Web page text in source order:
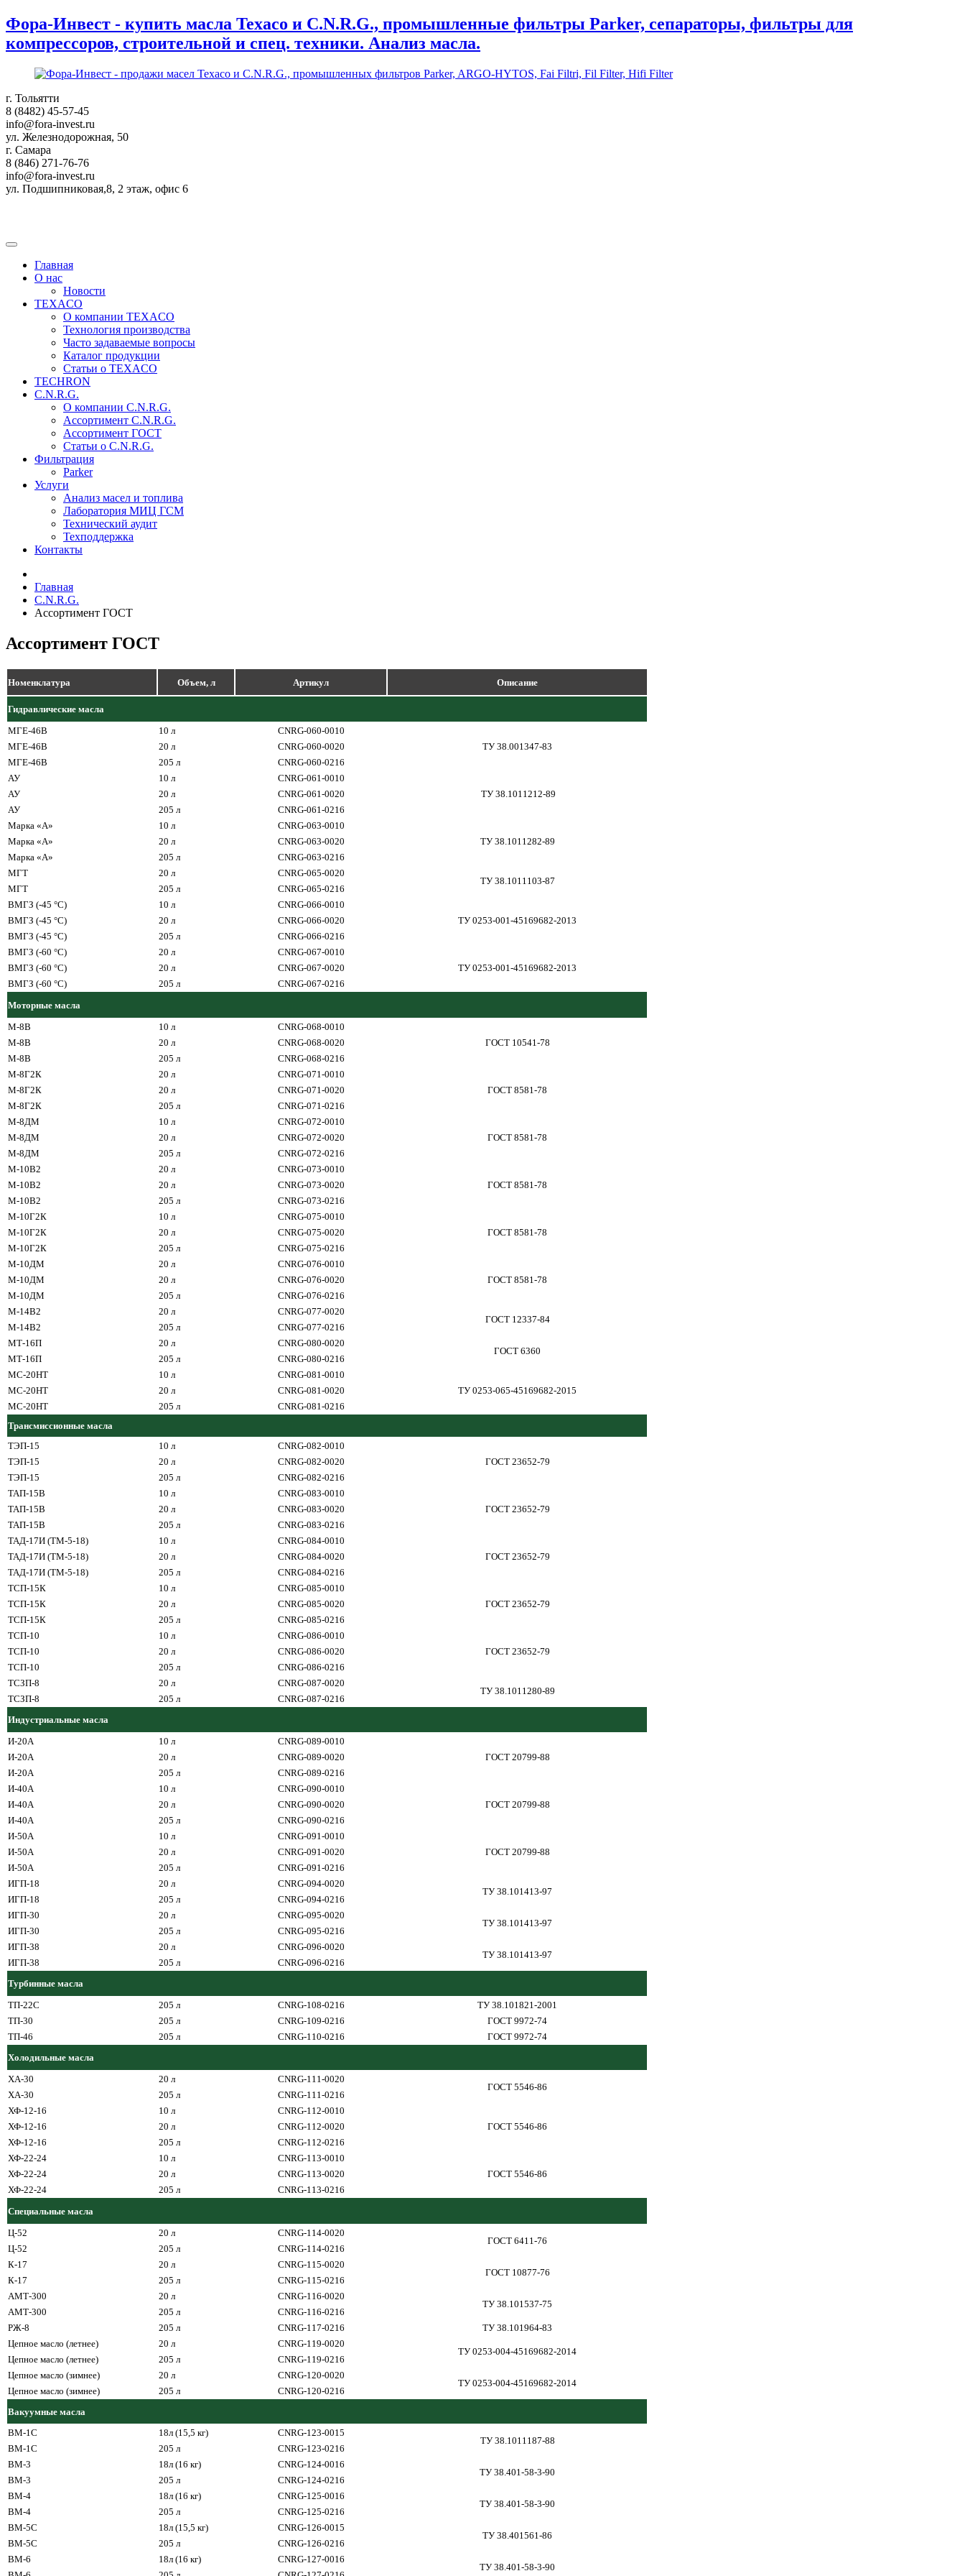
Фора-Инвест - купить масла Texaco и C.N.R.G., промышленные фильтры Parker, сепараторы, фильтры для
компрессоров, строительной и спец. техники. Анализ масла.
г. Тольятти
8 (8482) 45-57-45
info@fora-invest.ru
ул. Железнодорожная, 50
г. Самара
8 (846) 271-76-76
info@fora-invest.ru
ул. Подшипниковая,8, 2 этаж, офис 6
Главная
О нас
Новости
TEXACO
О компании TEXACO
Технология производства
Часто задаваемые вопросы
Каталог продукции
Статьи о TEXACO
TECHRON
C.N.R.G.
О компании C.N.R.G.
Ассортимент C.N.R.G.
Ассортимент ГОСТ
Статьи о C.N.R.G.
Фильтрация
Parker
Услуги
Анализ масел и топлива
Лаборатория МИЦ ГСМ
Технический аудит
Техподдержка
Контакты
Главная
C.N.R.G.
Ассортимент ГОСТ
Ассортимент ГОСТ
Номенклатура Объем, л Артикул Описание
Гидравлические масла
МГЕ-46В
10 л
CNRG-060-0010
ТУ 38.001347-83
МГЕ-46В 20 л
CNRG-060-0020
МГЕ-46В
205 л
CNRG-060-0216
АУ
10 л
CNRG-061-0010
ТУ 38.1011212-89
АУ 20 л
CNRG-061-0020
АУ
205 л
CNRG-061-0216
Марка «А»
10 л
CNRG-063-0010
ТУ 38.1011282-89
Марка «А» 20 л
CNRG-063-0020
Марка «А»
205 л
CNRG-063-0216
МГТ
20 л CNRG-065-0020
ТУ 38.1011103-87
МГТ 205 л
CNRG-065-0216
ВМГЗ (-45 °С)
10 л
CNRG-066-0010
ТУ 0253-001-45169682-2013
ВМГЗ (-45 °С) 20 л
CNRG-066-0020
ВМГЗ (-45 °С)
205 л
CNRG-066-0216
ВМГЗ (-60 °С)
20 л
CNRG-067-0010
ТУ 0253-001-45169682-2013
ВМГЗ (-60 °С) 20 л
CNRG-067-0020
ВМГЗ (-60 °С)
205 л
CNRG-067-0216
Моторные масла
М-8В
10 л
CNRG-068-0010
ГОСТ 10541-78
М-8В 20 л
CNRG-068-0020
М-8В
205 л
CNRG-068-0216
М-8Г2К
20 л
CNRG-071-0010
ГОСТ 8581-78
М-8Г2К 20 л
CNRG-071-0020
М-8Г2К
205 л
CNRG-071-0216
М-8ДМ
10 л
CNRG-072-0010
ГОСТ 8581-78
М-8ДМ 20 л
CNRG-072-0020
М-8ДМ
205 л
CNRG-072-0216
М-10В2
20 л
CNRG-073-0010
ГОСТ 8581-78
М-10В2 20 л
CNRG-073-0020
М-10В2
205 л
CNRG-073-0216
М-10Г2К
10 л
CNRG-075-0010
ГОСТ 8581-78
М-10Г2К 20 л
CNRG-075-0020
М-10Г2К
205 л
CNRG-075-0216
М-10ДМ
20 л
CNRG-076-0010
ГОСТ 8581-78
М-10ДМ 20 л
CNRG-076-0020
М-10ДМ
205 л
CNRG-076-0216
М-14В2
20 л CNRG-077-0020
ГОСТ 12337-84
М-14В2 205 л
CNRG-077-0216
МТ-16П
20 л CNRG-080-0020
ГОСТ 6360
МТ-16П 205 л
CNRG-080-0216
МС-20НТ
10 л
CNRG-081-0010
ТУ 0253-065-45169682-2015
МС-20НТ 20 л
CNRG-081-0020
МС-20НТ
205 л
CNRG-081-0216
Трансмиссионные масла
ТЭП-15
10 л
CNRG-082-0010
ГОСТ 23652-79
ТЭП-15 20 л
CNRG-082-0020
ТЭП-15
205 л
CNRG-082-0216
ТАП-15В
10 л
CNRG-083-0010
ГОСТ 23652-79
ТАП-15В 20 л
CNRG-083-0020
ТАП-15В
205 л
CNRG-083-0216
ТАД-17И (ТМ-5-18)
10 л
CNRG-084-0010
ГОСТ 23652-79
ТАД-17И (ТМ-5-18) 20 л
CNRG-084-0020
ТАД-17И (ТМ-5-18)
205 л
CNRG-084-0216
ТСП-15К
10 л
CNRG-085-0010
ГОСТ 23652-79
ТСП-15К 20 л
CNRG-085-0020
ТСП-15К
205 л
CNRG-085-0216
ТСП-10
10 л
CNRG-086-0010
ГОСТ 23652-79
ТСП-10 20 л
CNRG-086-0020
ТСП-10
205 л
CNRG-086-0216
ТСЗП-8
20 л CNRG-087-0020
ТУ 38.1011280-89
ТСЗП-8 205 л
CNRG-087-0216
Индустриальные масла
И-20А
10 л
CNRG-089-0010
ГОСТ 20799-88
И-20А 20 л
CNRG-089-0020
И-20А
205 л
CNRG-089-0216
И-40А
10 л
CNRG-090-0010
ГОСТ 20799-88
И-40А 20 л
CNRG-090-0020
И-40А
205 л
CNRG-090-0216
И-50А
10 л
CNRG-091-0010
ГОСТ 20799-88
И-50А 20 л
CNRG-091-0020
И-50А
205 л
CNRG-091-0216
ИГП-18
20 л CNRG-094-0020
ТУ 38.101413-97
ИГП-18 205 л
CNRG-094-0216
ИГП-30
20 л CNRG-095-0020
ТУ 38.101413-97
ИГП-30 205 л
CNRG-095-0216
ИГП-38
20 л CNRG-096-0020
ТУ 38.101413-97
ИГП-38 205 л
CNRG-096-0216
Турбинные масла
ТП-22С
205 л CNRG-108-0216
ТУ 38.101821-2001
ТП-30
205 л CNRG-109-0216
ГОСТ 9972-74
ТП-46
205 л CNRG-110-0216
ГОСТ 9972-74
Холодильные масла
ХА-30
20 л CNRG-111-0020
ГОСТ 5546-86
ХА-30 205 л
CNRG-111-0216
ХФ-12-16
10 л
CNRG-112-0010
ГОСТ 5546-86
ХФ-12-16 20 л
CNRG-112-0020
ХФ-12-16
205 л
CNRG-112-0216
ХФ-22-24
10 л
CNRG-113-0010
ГОСТ 5546-86
ХФ-22-24 20 л
CNRG-113-0020
ХФ-22-24
205 л
CNRG-113-0216
Специальные масла
Ц-52
20 л CNRG-114-0020
ГОСТ 6411-76
Ц-52 205 л
CNRG-114-0216
К-17
20 л CNRG-115-0020
ГОСТ 10877-76
К-17 205 л
CNRG-115-0216
АМТ-300
20 л CNRG-116-0020
ТУ 38.101537-75
АМТ-300 205 л
CNRG-116-0216
РЖ-8
205 л CNRG-117-0216
ТУ 38.101964-83
Цепное масло (летнее)
20 л CNRG-119-0020
ТУ 0253-004-45169682-2014
Цепное масло (летнее) 205 л
CNRG-119-0216
Цепное масло (зимнее)
20 л CNRG-120-0020
ТУ 0253-004-45169682-2014
Цепное масло (зимнее) 205 л
CNRG-120-0216
Вакуумные масла
ВМ-1С
18л (15,5 кг) CNRG-123-0015
ТУ 38.1011187-88
ВМ-1С 205 л
CNRG-123-0216
ВМ-3
18л (16 кг) CNRG-124-0016
ТУ 38.401-58-3-90
ВМ-3 205 л
CNRG-124-0216
ВМ-4
18л (16 кг) CNRG-125-0016
ТУ 38.401-58-3-90
ВМ-4 205 л
CNRG-125-0216
ВМ-5С
18л (15,5 кг) CNRG-126-0015
ТУ 38.401561-86
ВМ-5С 205 л
CNRG-126-0216
ВМ-6
18л (16 кг) CNRG-127-0016
ТУ 38.401-58-3-90